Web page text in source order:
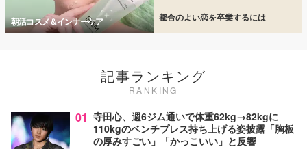
朝活コスメ＆インナーケア 都合のよい恋を卒業するには
記事ランキング
RANKING
01 寺田心、週6ジム通いで体重62kg→82kgに
110kgのベンチプレス持ち上げる姿披露「胸板
の厚みすごい」「かっこいい」と反響